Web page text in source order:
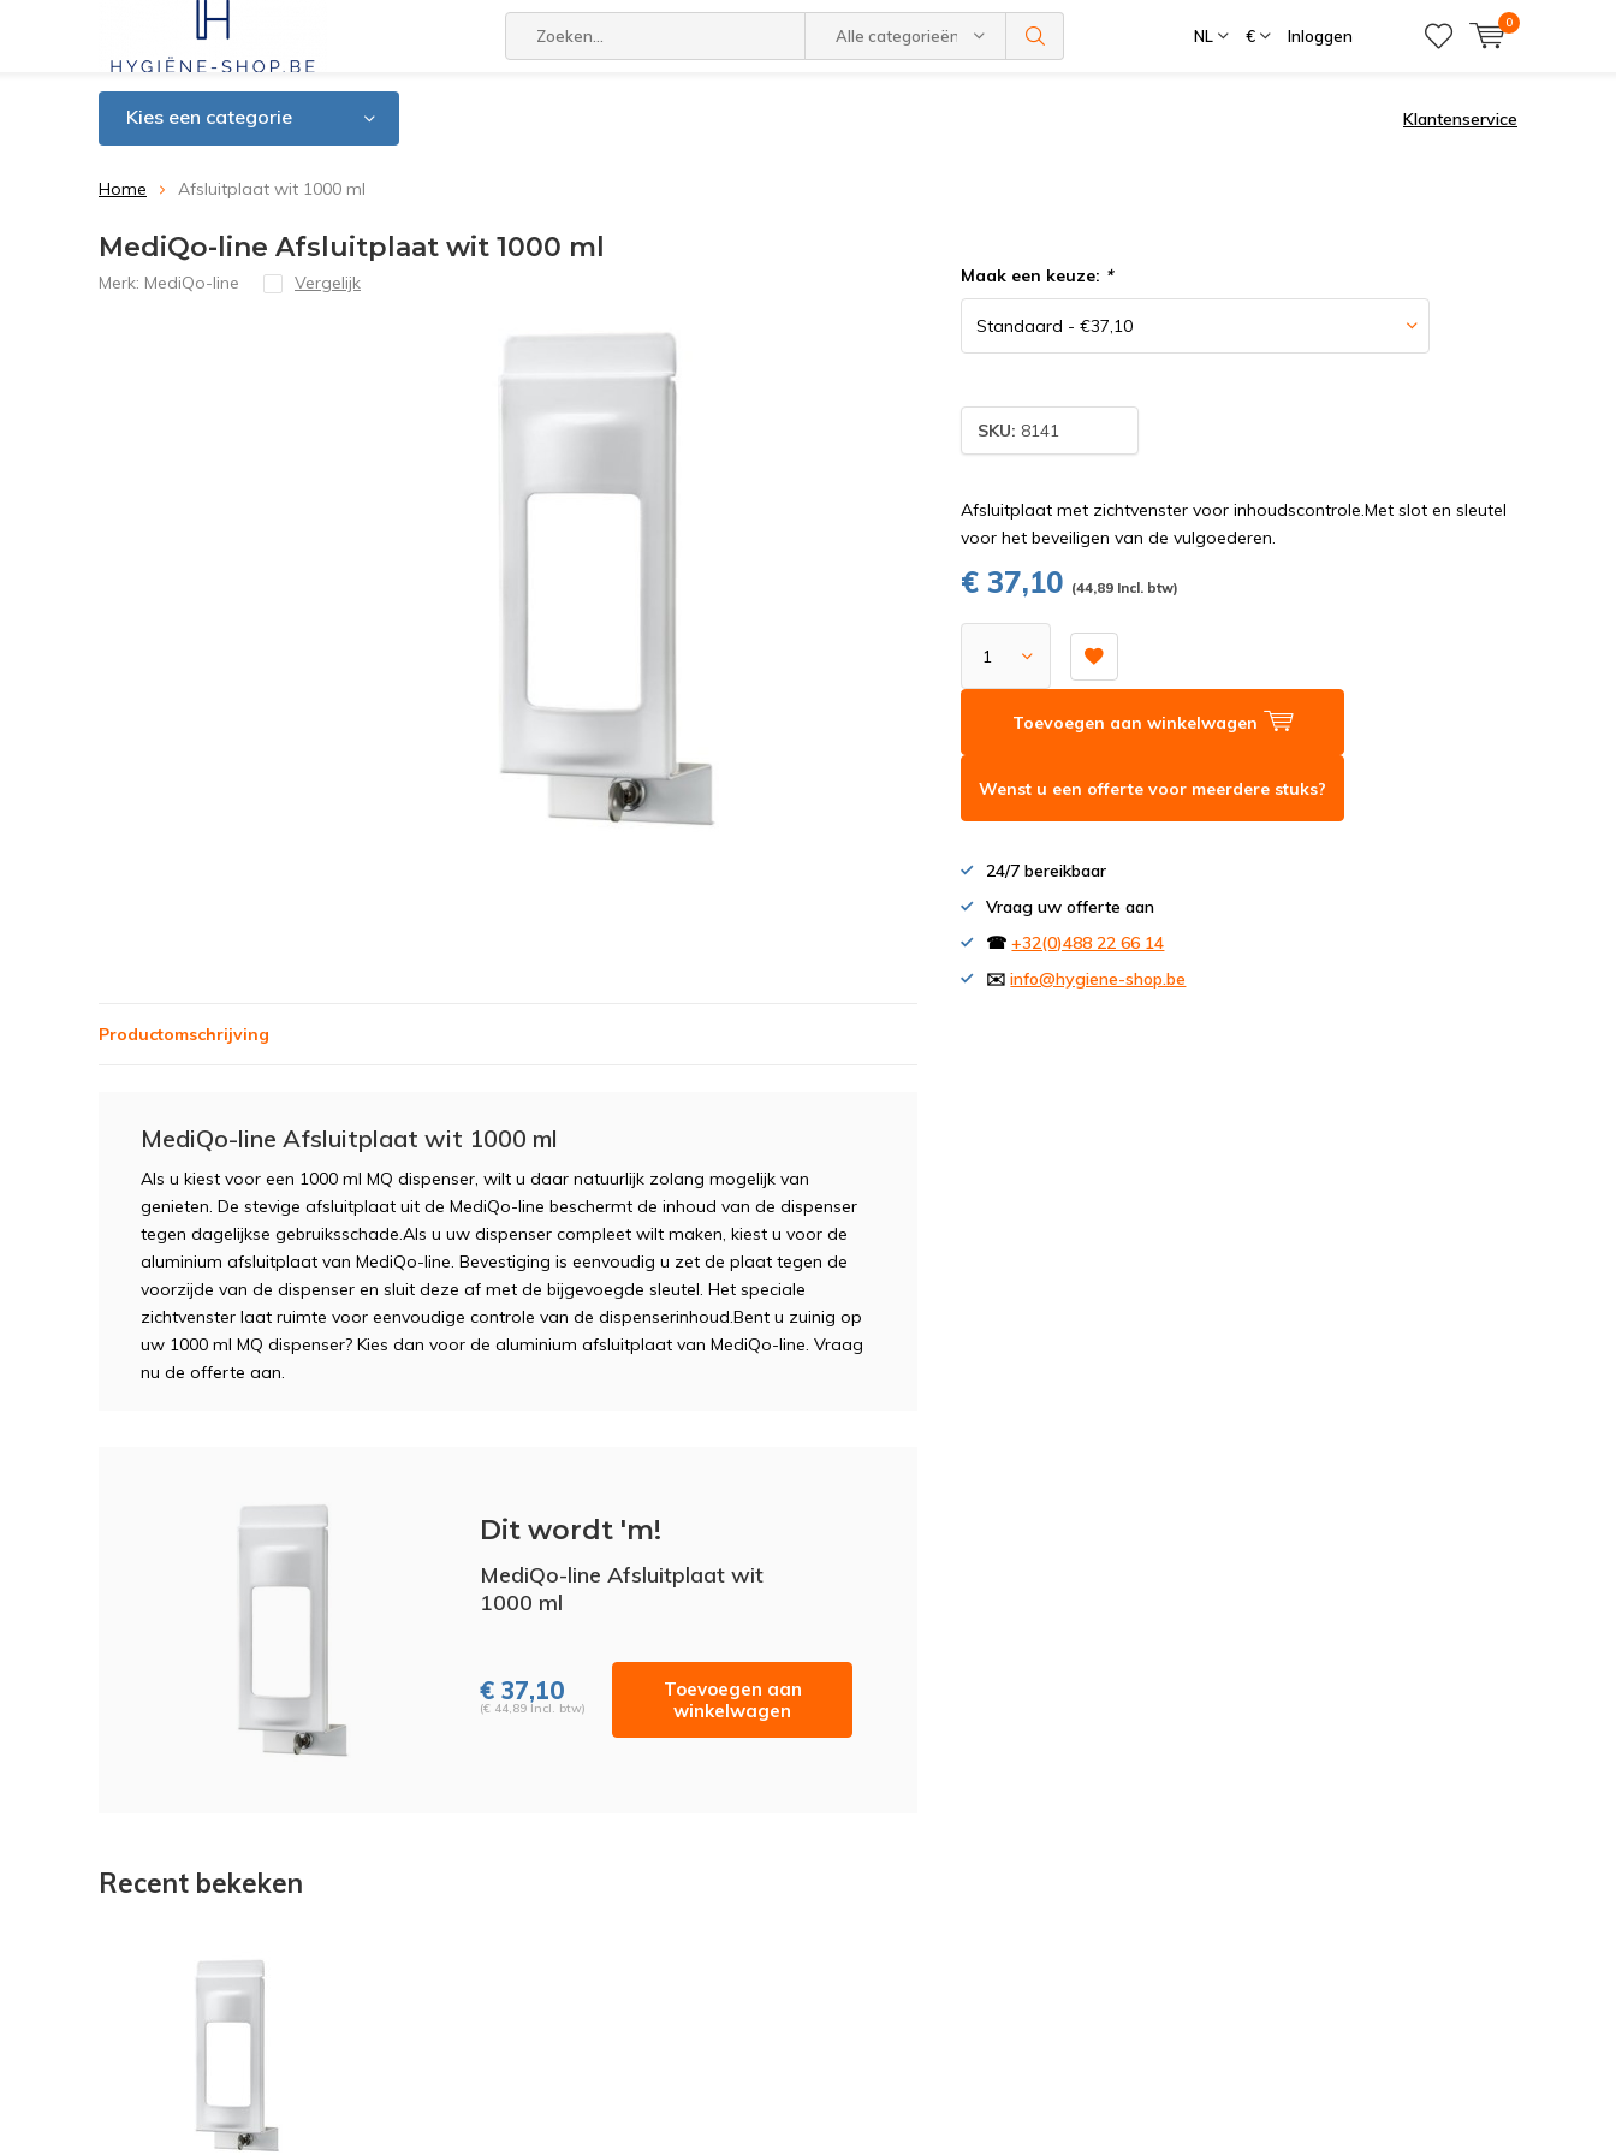
Alle categorieën NL € Inloggen
0
Kies een categorie Klantenservice
Home Afsluitplaat wit 1000 ml
MediQo-line Afsluitplaat wit 1000 ml
Merk: MediQo-line Vergelijk Maak een keuze: *
SKU: 8141
Afsluitplaat met zichtvenster voor inhoudscontrole.Met slot en sleutel
voor het beveiligen van de vulgoederen.
€ 37,10 (44,89 Incl. btw)
Toevoegen aan winkelwagen
Wenst u een offerte voor meerdere stuks?
24/7 bereikbaar
Vraag uw offerte aan
☎+32(0)488 22 66 14
✉️info@hygiene-shop.be
Productomschrijving
MediQo-line Afsluitplaat wit 1000 ml
Als u kiest voor een 1000 ml MQ dispenser, wilt u daar natuurlijk zolang mogelijk van
genieten. De stevige afsluitplaat uit de MediQo-line beschermt de inhoud van de dispenser
tegen dagelijkse gebruiksschade.Als u uw dispenser compleet wilt maken, kiest u voor de
aluminium afsluitplaat van MediQo-line. Bevestiging is eenvoudig u zet de plaat tegen de
voorzijde van de dispenser en sluit deze af met de bijgevoegde sleutel. Het speciale
zichtvenster laat ruimte voor eenvoudige controle van de dispenserinhoud.Bent u zuinig op
uw 1000 ml MQ dispenser? Kies dan voor de aluminium afsluitplaat van MediQo-line. Vraag
nu de offerte aan.
Dit wordt 'm!
MediQo-line Afsluitplaat wit
1000 ml
€ 37,10
(€ 44,89 Incl. btw)
Toevoegen aan
winkelwagen
Recent bekeken